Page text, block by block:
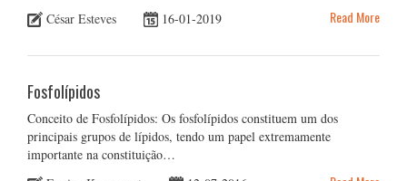
César Esteves
16-01-2019 Read More
Fosfolípidos
Conceito de Fosfolípidos: Os fosfolípidos constituem um dos
principais grupos de lípidos, tendo um papel extremamente
importante na constituição…